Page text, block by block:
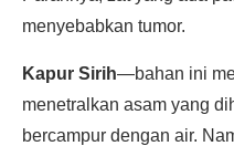
menyebabkan tumor.
Kapur Sirih—bahan ini
menetralkan asam yang
bercampur dengan air.